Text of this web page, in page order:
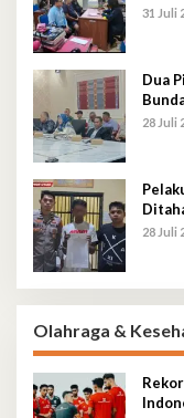
31 Juli
Dua
28 Juli
28 Juli
Olahraga &